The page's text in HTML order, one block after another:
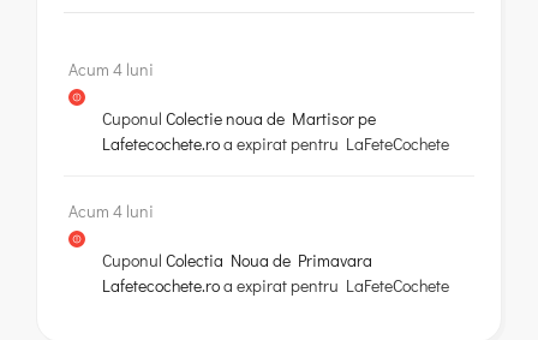
Acum 4 luni
Cuponul Colectie noua de Martisor pe
Lafetecochete.roa expirat pentru LaFeteCochete
Acum 4 luni
Cuponul Colectia Noua de Primavara
Lafetecochete.roa expirat pentru LaFeteCochete